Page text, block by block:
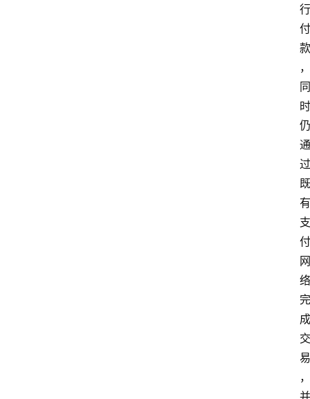
行
付
款
，
同
时
仍
通
过
既
有
支
付
网
络
完
成
交
易
，
并